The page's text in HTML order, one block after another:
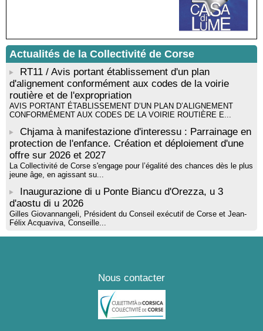
rythmique et corporelle - Mediateca territuriale di Santa Lucia di
! Événement reporté ! Cycle de conférences peinture animé
par Alexandre Dominati - Mediateca territuriale di Santa Lucia di
Tallà
Actualités de la Collectivité de Corse
RT11 / Avis portant établissement d'un plan
d'alignement conformément aux codes de la voirie
routière et de l'expropriation
AVIS PORTANT ÉTABLISSEMENT D’UN PLAN D’ALIGNEMENT
CONFORMÉMENT AUX CODES DE LA VOIRIE ROUTIÈRE E...
Chjama à manifestazione d'interessu : Parrainage en
protection de l'enfance. Création et déploiement d'une
offre sur 2026 et 2027
La Collectivité de Corse s'engage pour l’égalité des chances dès le plus
jeune âge, en agissant su...
Inaugurazione di u Ponte Biancu d'Orezza, u 3
d'aostu di u 2026
Gilles Giovannangeli, Président du Conseil exécutif de Corse et Jean-
Félix Acquaviva, Conseille...
Nous contacter